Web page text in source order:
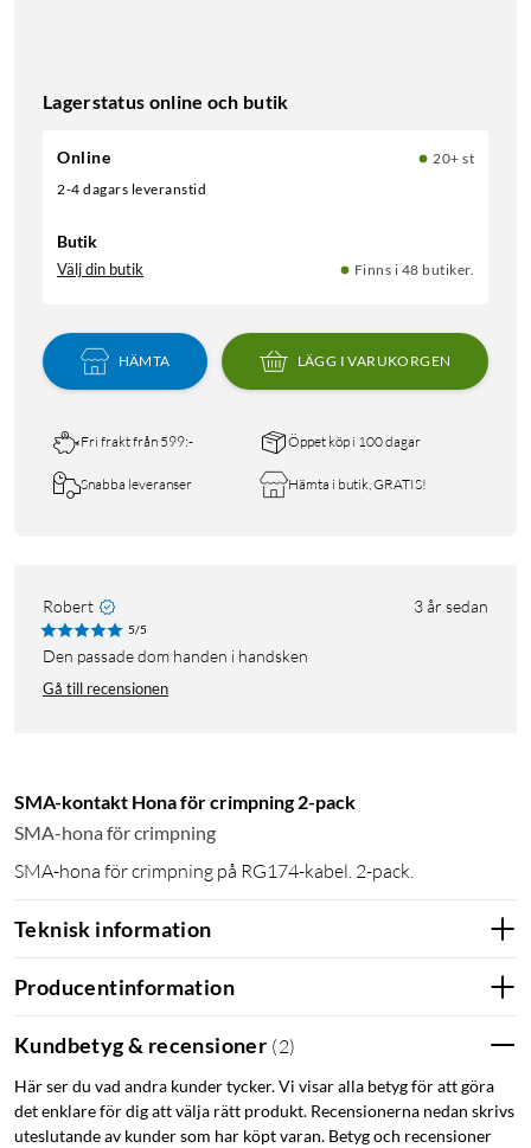
Lagerstatus online och butik
Online
20+ st
2-4 dagars leveranstid
Butik
Välj din butik Finns i 48 butiker.
HÄMTA LÄGG I VARUKORGEN
Fri frakt från 599:- Öppet köp i 100 dagar
Snabba leveranser Hämta i butik, GRATIS!
Robert 3 år sedan
5/5
Den passade dom handen i handsken
Gå till recensionen
SMA-kontakt Hona för crimpning 2-pack
SMA-hona för crimpning
SMA-hona för crimpning på RG174-kabel. 2-pack.
Teknisk information
Producentinformation
Kundbetyg & recensioner (2)
Här ser du vad andra kunder tycker. Vi visar alla betyg för att göra
det enklare för dig att välja rätt produkt. Recensionerna nedan skrivs
uteslutande av kunder som har köpt varan. Betyg och recensioner